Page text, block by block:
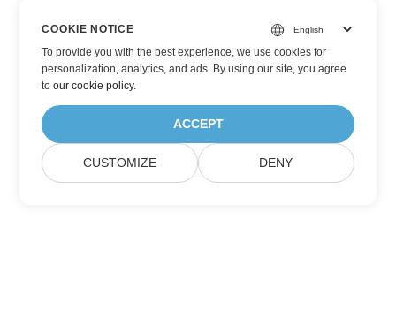
COOKIE NOTICE
To provide you with the best experience, we use cookies for
personalization, analytics, and ads. By using our site, you agree
toour cookie policy.
ACCEPT
CUSTOMIZE DENY